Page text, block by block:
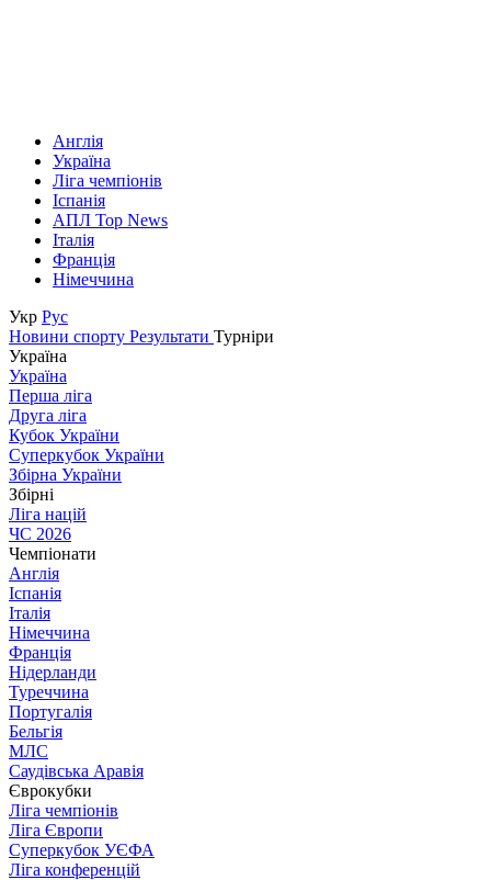
Англія
Україна
Ліга чемпіонів
Іспанія
АПЛ Top News
Італія
Франція
Німеччина
Укр Рус
Новини спорту Результати Турніри
Україна
Україна
Перша ліга
Друга ліга
Кубок України
Суперкубок України
Збірна України
Збірні
Ліга націй
ЧС 2026
Чемпіонати
Англія
Іспанія
Італія
Німеччина
Франція
Нідерланди
Туреччина
Португалія
Бельгія
МЛС
Саудівська Аравія
Єврокубки
Ліга чемпіонів
Ліга Європи
Суперкубок УЄФА
Ліга конференцій